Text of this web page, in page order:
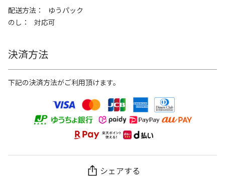
配送方法
ゆうパック
のし
対応可
決済方法
下記の決済方法がご利用頂けます。
シェアする